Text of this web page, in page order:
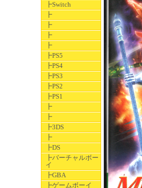
┣Switch
┣
┣
┣
┣
┣PS5
┣PS4
┣PS3
┣PS2
┣PS1
┣
┣
┣3DS
┣
┣DS
┣バーチャルボー
イ
┣GBA
┣ゲームボーイ